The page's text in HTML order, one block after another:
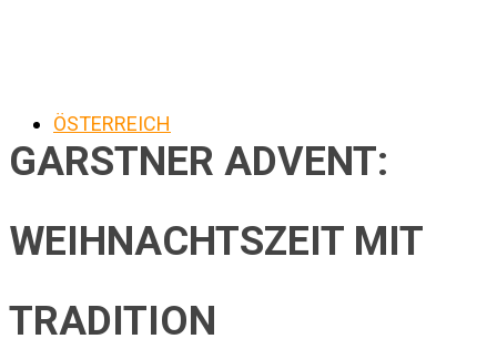
ÖSTERREICH
GARSTNER ADVENT:
WEIHNACHTSZEIT MIT
TRADITION